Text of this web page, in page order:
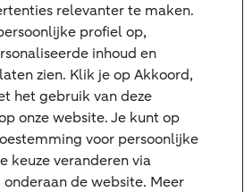
relevanter te maken.
profiel op,
inhoud en
zien. Klik je op Akkoord,
het gebruik van deze
onze website. Je kunt op
voor persoonlijke
keuze veranderen via
de website. Meer